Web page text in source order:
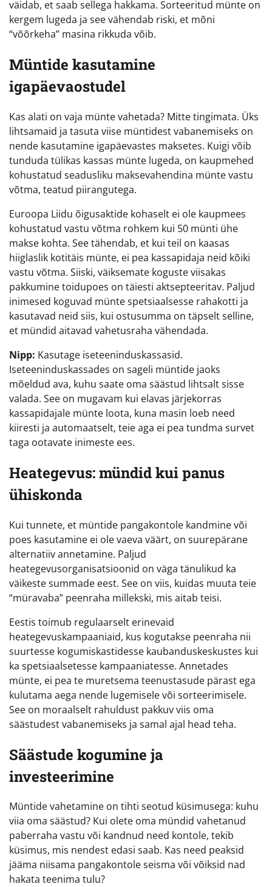
väidab, et saab sellega hakkama. Sorteeritud münte on
kergem lugeda ja see vähendab riski, et mõni
“võõrkeha” masina rikkuda võib.
Müntide kasutamine
igapäevaostudel
Kas alati on vaja münte vahetada? Mitte tingimata. Üks
lihtsamaid ja tasuta viise müntidest vabanemiseks on
nende kasutamine igapäevastes maksetes. Kuigi võib
tunduda tülikas kassas münte lugeda, on kaupmehed
kohustatud seadusliku maksevahendina münte vastu
võtma, teatud piirangutega.
Euroopa Liidu õigusaktide kohaselt ei ole kaupmees
kohustatud vastu võtma rohkem kui 50 münti ühe
makse kohta. See tähendab, et kui teil on kaasas
hiiglaslik kotitäis münte, ei pea kassapidaja neid kõiki
vastu võtma. Siiski, väiksemate koguste viisakas
pakkumine toidupoes on täiesti aktsepteeritav. Paljud
inimesed koguvad münte spetsiaalsesse rahakotti ja
kasutavad neid siis, kui ostusumma on täpselt selline,
et mündid aitavad vahetusraha vähendada.
Nipp: Kasutage iseteeninduskassasid.
Iseteeninduskassades on sageli müntide jaoks
mõeldud ava, kuhu saate oma säästud lihtsalt sisse
valada. See on mugavam kui elavas järjekorras
kassapidajale münte loota, kuna masin loeb need
kiiresti ja automaatselt, teie aga ei pea tundma survet
taga ootavate inimeste ees.
Heategevus: mündid kui panus
ühiskonda
Kui tunnete, et müntide pangakontole kandmine või
poes kasutamine ei ole vaeva väärt, on suurepärane
alternatiiv annetamine. Paljud
heategevusorganisatsioonid on väga tänulikud ka
väikeste summade eest. See on viis, kuidas muuta teie
“müravaba” peenraha millekski, mis aitab teisi.
Eestis toimub regulaarselt erinevaid
heategevuskampaaniaid, kus kogutakse peenraha nii
suurtesse kogumiskastidesse kaubanduskeskustes kui
ka spetsiaalsetesse kampaaniatesse. Annetades
münte, ei pea te muretsema teenustasude pärast ega
kulutama aega nende lugemisele või sorteerimisele.
See on moraalselt rahuldust pakkuv viis oma
säästudest vabanemiseks ja samal ajal head teha.
Säästude kogumine ja
investeerimine
Müntide vahetamine on tihti seotud küsimusega: kuhu
viia oma säästud? Kui olete oma mündid vahetanud
paberraha vastu või kandnud need kontole, tekib
küsimus, mis nendest edasi saab. Kas need peaksid
jääma niisama pangakontole seisma või võiksid nad
hakata teenima tulu?